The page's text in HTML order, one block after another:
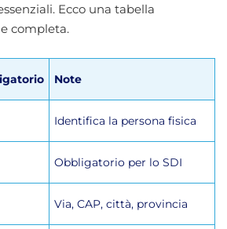
Ecco una tabella
completa.
Note
Identifica la persona fisica
Obbligatorio per lo SDI
Via, CAP, città, provincia